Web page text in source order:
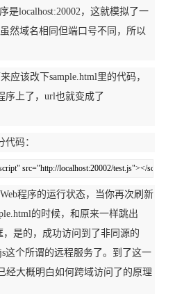
是localhost:20002，这就模拟了一
然域名相同但端口号不同，所以
应该改下sample.html里的代码，
序上了，url也就变成了
代码：
src="http://localhost:20002/test.js"></script>
程序的运行状态，当你再次刷新
的时候，和原来一样跳出
，是的，成功访问到了非同源的
这个所谓的远程服务了。到了这一
经大概明白如何跨域访问了的原理